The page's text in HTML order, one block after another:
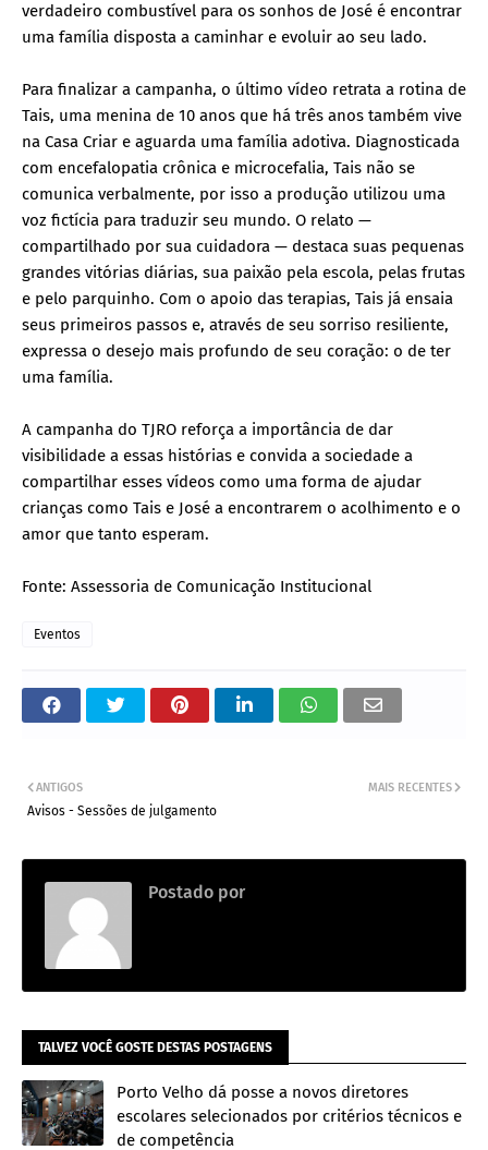
verdadeiro combustível para os sonhos de José é encontrar
uma família disposta a caminhar e evoluir ao seu lado.
Para finalizar a campanha, o último vídeo retrata a rotina de
Tais, uma menina de 10 anos que há três anos também vive
na Casa Criar e aguarda uma família adotiva. Diagnosticada
com encefalopatia crônica e microcefalia, Tais não se
comunica verbalmente, por isso a produção utilizou uma
voz fictícia para traduzir seu mundo. O relato —
compartilhado por sua cuidadora — destaca suas pequenas
grandes vitórias diárias, sua paixão pela escola, pelas frutas
e pelo parquinho. Com o apoio das terapias, Tais já ensaia
seus primeiros passos e, através de seu sorriso resiliente,
expressa o desejo mais profundo de seu coração: o de ter
uma família.
A campanha do TJRO reforça a importância de dar
visibilidade a essas histórias e convida a sociedade a
compartilhar esses vídeos como uma forma de ajudar
crianças como Tais e José a encontrarem o acolhimento e o
amor que tanto esperam.
Fonte: Assessoria de Comunicação Institucional
Eventos
MAIS RECENTES
ANTIGOS
Avisos - Sessões de julgamento
Postado por
TALVEZ VOCÊ GOSTE DESTAS POSTAGENS
Porto Velho dá posse a novos diretores
escolares selecionados por critérios técnicos e
de competência